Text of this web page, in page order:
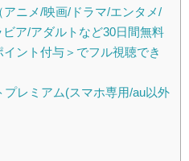
ニメ/映画/ドラマ/エンタメ/
ア/アダルトなど30日間無料
ント付与＞でフル視聴でき
レミアム(スマホ専用/au以外